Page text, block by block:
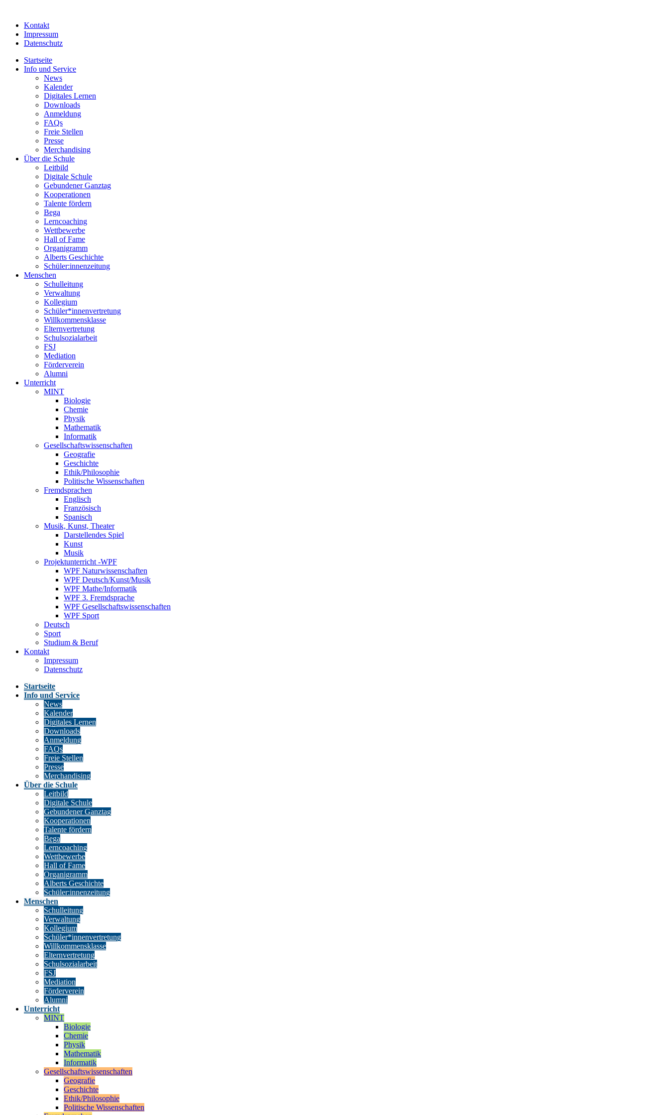
Kontakt
Impressum
Datenschutz
Startseite
Info und Service
News
Kalender
Digitales Lernen
Downloads
Anmeldung
FAQs
Freie Stellen
Presse
Merchandising
Über die Schule
Leitbild
Digitale Schule
Gebundener Ganztag
Kooperationen
Talente fördern
Bega
Lerncoaching
Wettbewerbe
Hall of Fame
Organigramm
Alberts Geschichte
Schüler:innenzeitung
Menschen
Schulleitung
Verwaltung
Kollegium
Schüler*innenvertretung
Willkommensklasse
Elternvertretung
Schulsozialarbeit
FSJ
Mediation
Förderverein
Alumni
Unterricht
MINT
Biologie
Chemie
Physik
Mathematik
Informatik
Gesellschaftswissenschaften
Geografie
Geschichte
Ethik/Philosophie
Politische Wissenschaften
Fremdsprachen
Englisch
Französisch
Spanisch
Musik, Kunst, Theater
Darstellendes Spiel
Kunst
Musik
Projektunterricht -WPF
WPF Naturwissenschaften
WPF Deutsch/Kunst/Musik
WPF Mathe/Informatik
WPF 3. Fremdsprache
WPF Gesellschaftswissenschaften
WPF Sport
Deutsch
Sport
Studium & Beruf
Kontakt
Impressum
Datenschutz
Startseite
Info und Service
News
Kalender
Digitales Lernen
Downloads
Anmeldung
FAQs
Freie Stellen
Presse
Merchandising
Über die Schule
Leitbild
Digitale Schule
Gebundener Ganztag
Kooperationen
Talente fördern
Bega
Lerncoaching
Wettbewerbe
Hall of Fame
Organigramm
Alberts Geschichte
Schüler:innenzeitung
Menschen
Schulleitung
Verwaltung
Kollegium
Schüler*innenvertretung
Willkommensklasse
Elternvertretung
Schulsozialarbeit
FSJ
Mediation
Förderverein
Alumni
Unterricht
MINT
Biologie
Chemie
Physik
Mathematik
Informatik
Gesellschaftswissenschaften
Geografie
Geschichte
Ethik/Philosophie
Politische Wissenschaften